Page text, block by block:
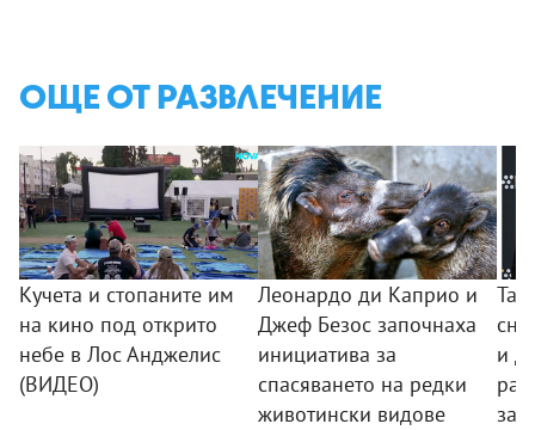
ОЩЕ ОТ РАЗВЛЕЧЕНИЕ
Кучета и стопаните им
на кино под открито
небе в Лос Анджелис
(ВИДЕО)
Леонардо ди Каприо и
Джеф Безос започнаха
инициатива за
спасяването на редки
животински видове
и
за